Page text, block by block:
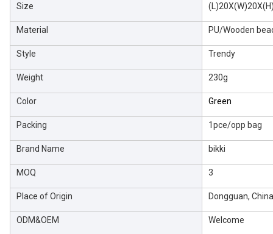
Size
Material PU/Wooden
Style Trendy
Weight 230g
Color Green
Packing 1pce/opp bag
Brand Name bikki
MOQ 3
Place of Origin Dongguan, China
ODM&OEM Welcome